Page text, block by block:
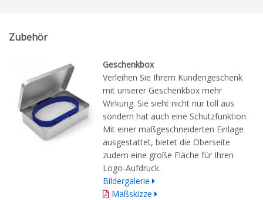
Zubehör
Geschenkbox
Verleihen Sie Ihrem Kundengeschenk
mit unserer Geschenkbox mehr
Wirkung. Sie sieht nicht nur toll aus
sondern hat auch eine Schutzfunktion.
Mit einer maßgeschneiderten Einlage
ausgestattet, bietet die Oberseite
zudem eine große Fläche für Ihren
Logo-Aufdruck.
Bildergalerie
Maßskizze